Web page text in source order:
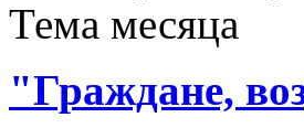
Тема месяца
"Граждане,